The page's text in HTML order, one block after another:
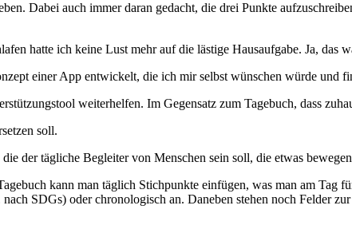
Dabei auch immer daran gedacht, die drei Punkte
hatte ich keine Lust mehr auf die lästige Hausaufgabe. Ja, das
einer App entwickelt, die ich mir selbst wünschen würde und
weiterhelfen. Im Gegensatz zum Tagebuch, dass
der tägliche Begleiter von Menschen sein soll, die etwas
kann man täglich Stichpunkte einfügen, was man am Tag
SDGs) oder chronologisch an. Daneben stehen noch Felder